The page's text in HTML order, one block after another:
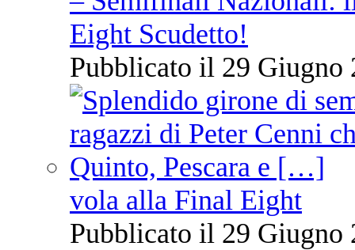
Eight Scudetto!
Pubblicato il 29 Giugno
vola alla Final Eight
Pubblicato il 29 Giugno